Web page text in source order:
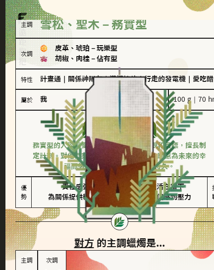
主調 雪松、聖木－務實型
次調
皮革、琥珀 － 玩樂型
胡椒、肉桂 － 佔有型
特性 計畫通 關係神隊友｜滿懂撩的｜行走的發電機 愛吃醋
屬於 我 100 g｜70
務實型
雪松、聖木
務實型的人深信愛情立基於共同的價值觀和目標，擅長制
定計劃。對他們來說，感情穩定最重要，願意為未來的幸
福而努力，讓愛情變得踏實而持久。
優
勢
責任感強
為關係提供穩定度
較難活在當下
易讓伴侶感到壓力
對方 的主調蠟燭是...
主調 次調